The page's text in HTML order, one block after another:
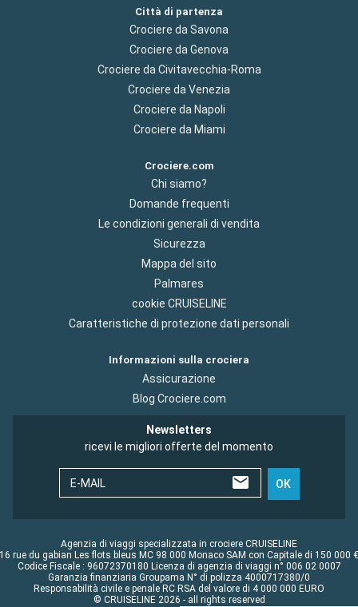
Città di partenza
Crociere da Savona
Crociere da Genova
Crociere da Civitavecchia-Roma
Crociere da Venezia
Crociere da Napoli
Crociere da Miami
Crociere.com
Chi siamo?
Domande frequenti
Le condizioni generali di vendita
Sicurezza
Mappa del sito
Palmares
cookie CRUISELINE
Caratteristiche di protezione dati personali
Informazioni sulla crociera
Assicurazione
Blog Crociere.com
Newsletters
ricevi le migliori offerte del momento
E-MAIL OK
Agenzia di viaggi specializzata in crociere CRUISELINE
16 rue du gabian Les flots bleus MC 98 000 Monaco SAM con Capitale di 150 000 €
Codice Fiscale : 96072370180 Licenza di agenzia di viaggi n° 006 02 0007
Garanzia finanziaria Groupama N° di polizza 4000717380/0
Responsabilità civile e penale RC RSA del valore di 4 000 000 EURO
© CRUISELINE 2026 - all rights reserved